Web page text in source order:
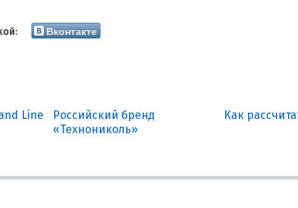
Вконтакте
Line
Российский бренд
«Технониколь»
Как